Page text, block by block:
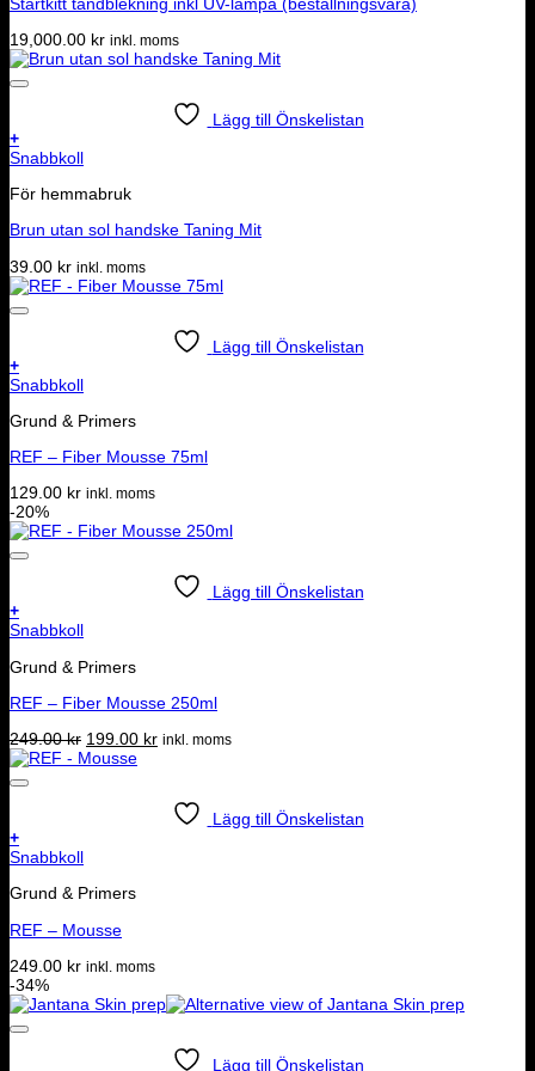
19,000.00 kr inkl. moms
Lägg till Önskelistan
+
Snabbkoll
För hemmabruk
Brun utan sol handske Taning Mit
39.00 kr inkl. moms
Lägg till Önskelistan
+
Snabbkoll
Grund & Primers
REF – Fiber Mousse 75ml
129.00 kr inkl. moms
-20%
Lägg till Önskelistan
+
Snabbkoll
Grund & Primers
REF – Fiber Mousse 250ml
249.00kr Det
ursprungliga
199.00 krDet
199.00 kr.
inkl. moms
Lägg till Önskelistan
+
Snabbkoll
Grund & Primers
REF – Mousse
249.00 kr inkl. moms
-34%
Lägg till Önskelistan